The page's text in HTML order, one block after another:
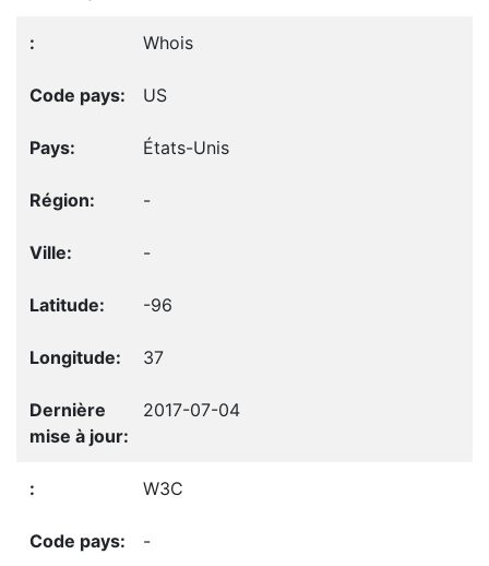
Whois
US
États-Unis
-
-
-96
37
2017-07-04
W3C
-